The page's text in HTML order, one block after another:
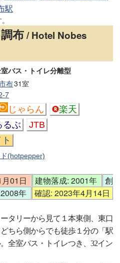
駅
布/ Hotel Nobes
バス・トイレ分離型
31室
布
7
じゃらん
楽天
るぶ
JTB
(hotpepper)
01日 建物落成: 2001年
創
年
確認: 2023年4月14日
タリーから見て１本東側、東口
ちら側からでも徒歩１分の「駅
全室バス・トイレつき、32イン